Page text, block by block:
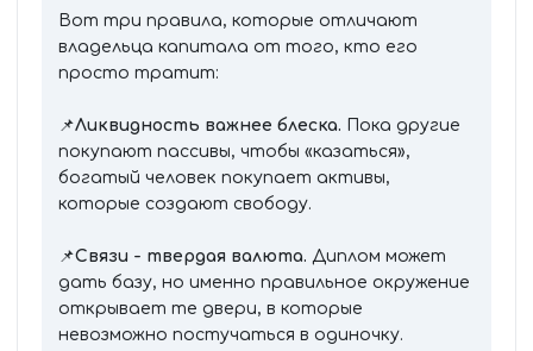
Вот три правила, которые отличают
владельца капитала от того, кто его
просто тратит:
📌Ликвидность важнее блеска. Пока другие
покупают пассивы, чтобы «казаться»,
богатый человек покупает активы,
которые создают свободу.
📌Связи - твердая валюта. Диплом может
дать базу, но именно правильное окружение
открывает те двери, в которые
невозможно постучаться в одиночку.